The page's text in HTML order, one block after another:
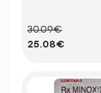
30.09€
25.08€